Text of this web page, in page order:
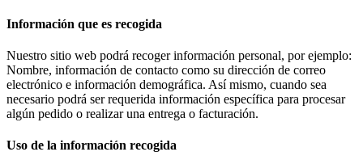
Información que es recogida
Nuestro sitio web podrá recoger información personal, por ejemplo:
Nombre, información de contacto como su dirección de correo
electrónico e información demográfica. Así mismo, cuando sea
necesario podrá ser requerida información específica para procesar
algún pedido o realizar una entrega o facturación.
Uso de la información recogida